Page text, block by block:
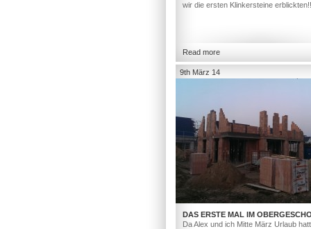
wir die ersten Klinkersteine
Read more
9th März 14
DAS ERSTE MAL IM
Da Alex und ich Mitte März Urlaub